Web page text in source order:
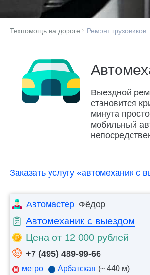
Техпомощь на дороге Ремонт грузовиков
Выездной
становится
минута
мобильный
Заказать услугу «автомеханик с
Автомастер Фёдор
Автомеханик с выездом
Цена от 12 000 рублей
+7 (495) 489-99-66
метро Арбатская (~ 440 м)